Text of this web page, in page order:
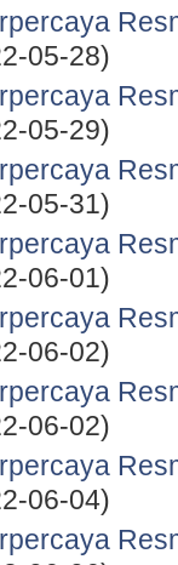
05-28)
05-29)
05-31)
06-01)
06-02)
06-02)
06-04)